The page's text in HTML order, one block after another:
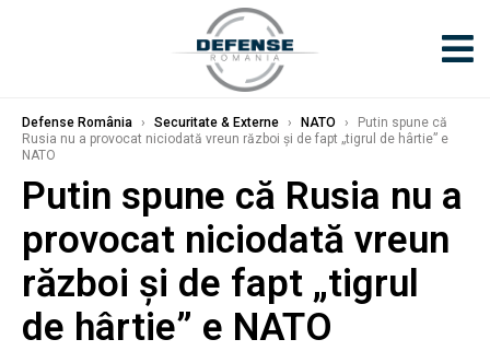
Defense România › Securitate & Externe › NATO ›
Putin spune că
Rusia nu a provocat niciodată vreun război și de fapt „tigrul de hârtie” e
NATO
Putin spune că Rusia nu a
provocat niciodată vreun
război și de fapt „tigrul
de hârtie” e NATO